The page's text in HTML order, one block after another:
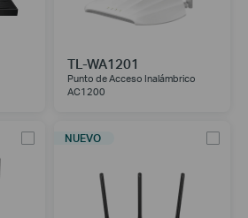
TL-WA1201
Punto de Acceso Inalámbrico
AC1200
NUEVO